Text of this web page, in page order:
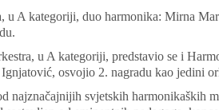
u A kategoriji, duo harmonika: Mirna
u A kategoriji, predstavio se i
osvojio 2. nagradu kao jedini
najznačajnijih svjetskih harmonikaških